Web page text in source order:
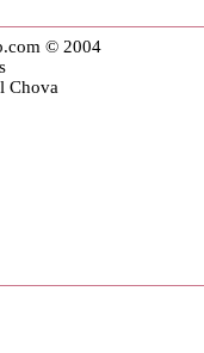
© 2004
Chova